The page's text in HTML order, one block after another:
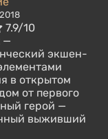
7.9/10
—
экшен-
в открытом
от первого
герой —
выживший